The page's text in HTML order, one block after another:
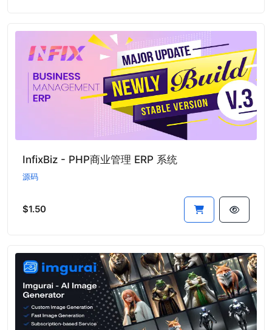
InfixBiz - PHP商业管理 ERP 系统
源码
$1.50